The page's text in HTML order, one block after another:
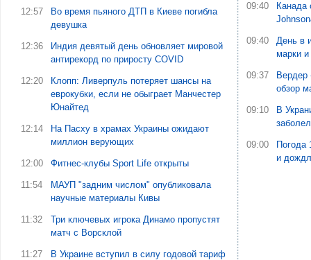
12:57
Во время пьяного ДТП в Киеве погибла
девушка
12:36
Индия девятый день обновляет мировой
антирекорд по приросту COVID
12:20
Клопп: Ливерпуль потеряет шансы на
еврокубки, если не обыграет Манчестер
Юнайтед
12:14
На Пасху в храмах Украины ожидают
миллион верующих
12:00 Фитнес-клубы Sport Life открыты
11:54
МАУП "задним числом" опубликовала
научные материалы Кивы
11:32
Три ключевых игрока Динамо пропустят
матч с Ворсклой
11:27
В Украине вступил в силу годовой тариф
09:40
Канада
09:40
День в
марки и
09:37
Вердер
обзор
09:10
В
09:00
Погода
и